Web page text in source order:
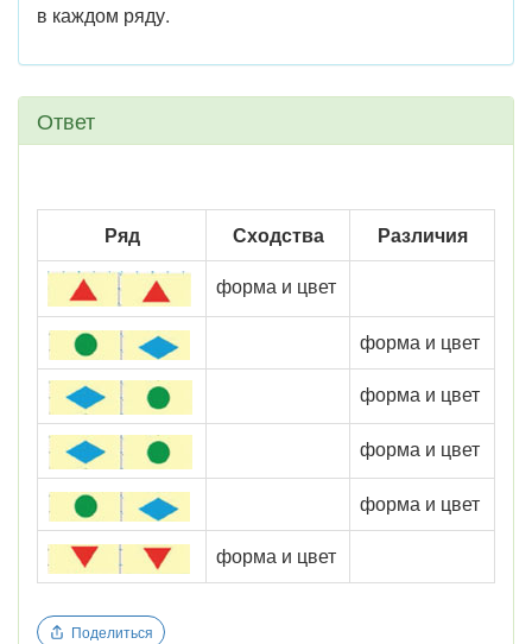
в каждом ряду.
Ответ
Ряд Сходства
Различия
форма и цвет
форма и цвет
форма и цвет
форма и цвет
форма и цвет
форма и цвет
Поделиться